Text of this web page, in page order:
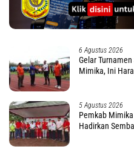
6 Agustus 2026
Gelar
Mimika, Ini
5 Agustus 2026
Pemkab
Hadirkan